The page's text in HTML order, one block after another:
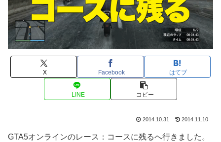
X Facebook はてブ
LINE コピー
2014.10.31 2014.11.10
GTA5オンラインのレース：コースに残るへ行きました。